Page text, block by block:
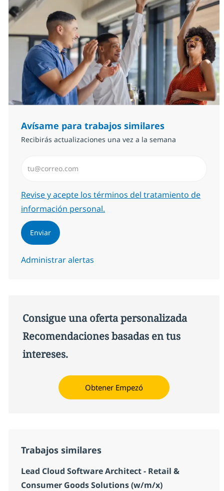
Avísame para trabajos similares
Recibirás actualizaciones una vez a la semana
Required
Revise y acepte los términos del tratamiento de
información personal.
Enviar
Administrar alertas
Consigue una oferta personalizada
Recomendaciones basadas en tus
intereses.
Obtener Empezó
Trabajos similares
Lead Cloud Software Architect - Retail &
Consumer Goods Solutions (w/m/x)